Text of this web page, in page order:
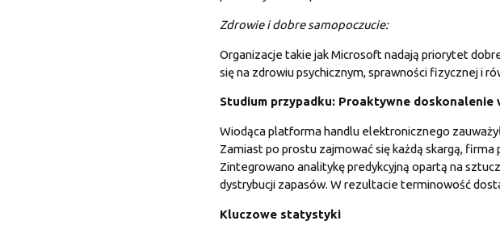
Zdrowie i dobre samopoczucie:
Organizacje takie jak Microsoft nadają priorytet
się na zdrowiu psychicznym, sprawności fizycznej i
Studium przypadku: Proaktywne doskonalenie
Wiodąca platforma handlu elektronicznego
Zamiast po prostu zajmować się każdą skargą,
Zintegrowano analitykę predykcyjną opartą na
dystrybucji zapasów. W rezultacie terminowość
Kluczowe statystyki